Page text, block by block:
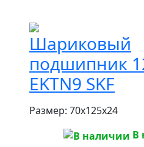
Шариковый
подшипник
EKTN9 SKF
Размер: 70x125x24
В